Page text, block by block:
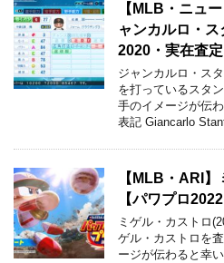
【MLB・ニュ
ャンカルロ・
2020・実在査定
ジャンカルロ・ス
を打っているスタ
手のイメージが伝
表記 Giancarlo
【MLB・ARI
【パワプロ
ミゲル・カストロ
ゲル・カストロを
ージが伝わると幸